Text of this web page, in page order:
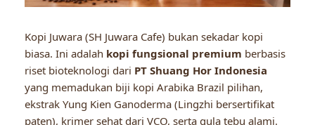
Kopi Juwara (SH Juwara Cafe) bukan sekadar kopi
biasa. Ini adalah kopi fungsional premium berbasis
riset bioteknologi dari PT Shuang Hor Indonesia
yang memadukan biji kopi Arabika Brazil pilihan,
ekstrak Yung Kien Ganoderma (Lingzhi bersertifikat
paten), krimer sehat dari VCO, serta gula tebu alami.